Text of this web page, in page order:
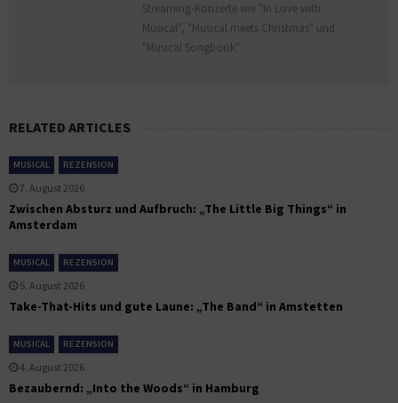
Streaming-Konzerte wie "In Love with
Musical", "Musical meets Christmas" und
"Musical Songbook".
RELATED ARTICLES
MUSICAL REZENSION
7. August 2026
Zwischen Absturz und Aufbruch: „The Little Big Things“ in
Amsterdam
MUSICAL REZENSION
5. August 2026
Take-That-Hits und gute Laune: „The Band“ in Amstetten
MUSICAL REZENSION
4. August 2026
Bezaubernd: „Into the Woods“ in Hamburg